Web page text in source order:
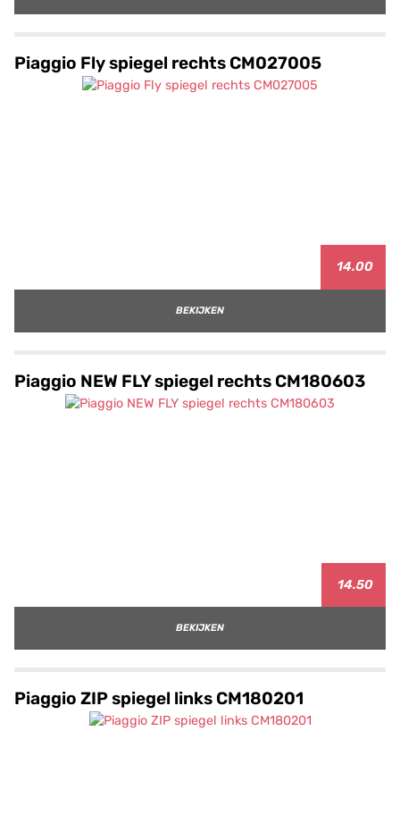
Piaggio Fly spiegel rechts CM027005
14.00
BEKIJKEN
Piaggio NEW FLY spiegel rechts CM180603
14.50
BEKIJKEN
Piaggio ZIP spiegel links CM180201